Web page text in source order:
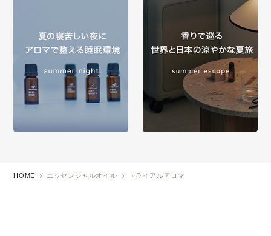
HOME エッセンシャルオイル トライアルアロマ